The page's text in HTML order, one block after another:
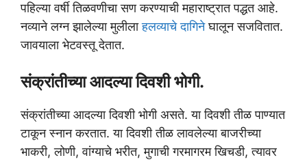
पहिल्या वर्षी तिळवणीचा सण करण्याची महाराष्ट्रात पद्धत आहे.
नव्याने लग्न झालेल्या मुलीलाहलव्याचे दागिनेघालून सजवितात.
जावयाला भेटवस्तू देतात.
संक्रांतीच्या आदल्या दिवशी भोगी.
संक्रांतीच्या आदल्या दिवशी भोगी असते. या दिवशी तीळ पाण्यात
टाकून स्नान करतात. या दिवशी तीळ लावलेल्या बाजरीच्या
भाकरी, लोणी, वांग्याचे भरीत, मुगाची गरमागरम खिचडी, त्यावर